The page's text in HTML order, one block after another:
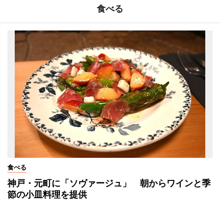
食べる
食べる
神戸・元町に「ソヴァージュ」 朝からワインと季
節の小皿料理を提供